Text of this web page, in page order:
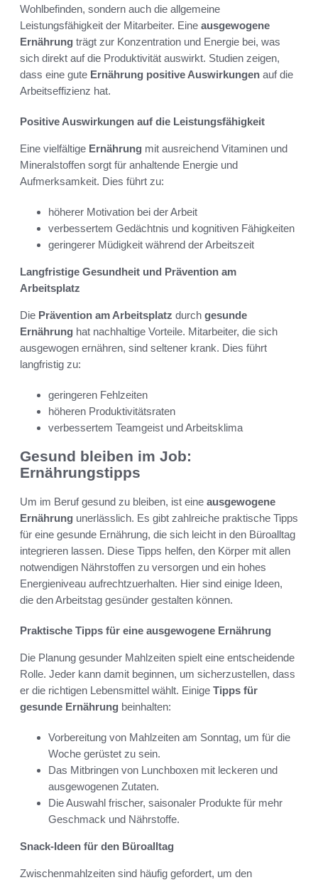
Wohlbefinden, sondern auch die allgemeine
Leistungsfähigkeit der Mitarbeiter. Eine ausgewogene
Ernährung trägt zur Konzentration und Energie bei, was
sich direkt auf die Produktivität auswirkt. Studien zeigen,
dass eine gute Ernährung positive Auswirkungen auf die
Arbeitseffizienz hat.
Positive Auswirkungen auf die Leistungsfähigkeit
Eine vielfältige Ernährung mit ausreichend Vitaminen und
Mineralstoffen sorgt für anhaltende Energie und
Aufmerksamkeit. Dies führt zu:
höherer Motivation bei der Arbeit
verbessertem Gedächtnis und kognitiven Fähigkeiten
geringerer Müdigkeit während der Arbeitszeit
Langfristige Gesundheit und Prävention am
Arbeitsplatz
Die Prävention am Arbeitsplatz durch gesunde
Ernährung hat nachhaltige Vorteile. Mitarbeiter, die sich
ausgewogen ernähren, sind seltener krank. Dies führt
langfristig zu:
geringeren Fehlzeiten
höheren Produktivitätsraten
verbessertem Teamgeist und Arbeitsklima
Gesund bleiben im Job:
Ernährungstipps
Um im Beruf gesund zu bleiben, ist eine ausgewogene
Ernährung unerlässlich. Es gibt zahlreiche praktische Tipps
für eine gesunde Ernährung, die sich leicht in den Büroalltag
integrieren lassen. Diese Tipps helfen, den Körper mit allen
notwendigen Nährstoffen zu versorgen und ein hohes
Energieniveau aufrechtzuerhalten. Hier sind einige Ideen,
die den Arbeitstag gesünder gestalten können.
Praktische Tipps für eine ausgewogene Ernährung
Die Planung gesunder Mahlzeiten spielt eine entscheidende
Rolle. Jeder kann damit beginnen, um sicherzustellen, dass
er die richtigen Lebensmittel wählt. Einige Tipps für
gesunde Ernährung beinhalten:
Vorbereitung von Mahlzeiten am Sonntag, um für die
Woche gerüstet zu sein.
Das Mitbringen von Lunchboxen mit leckeren und
ausgewogenen Zutaten.
Die Auswahl frischer, saisonaler Produkte für mehr
Geschmack und Nährstoffe.
Snack-Ideen für den Büroalltag
Zwischenmahlzeiten sind häufig gefordert, um den